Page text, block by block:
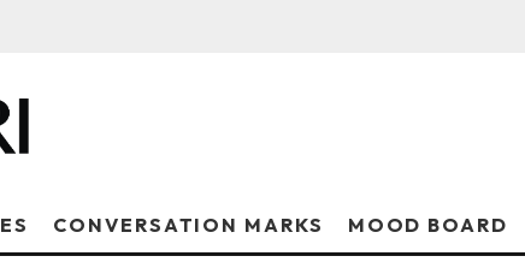
CONVERSATION MARKS MOOD BOARD